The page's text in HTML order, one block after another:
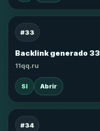
#33
Backlink generado 33
11qq.ru
SI Abrir
#34